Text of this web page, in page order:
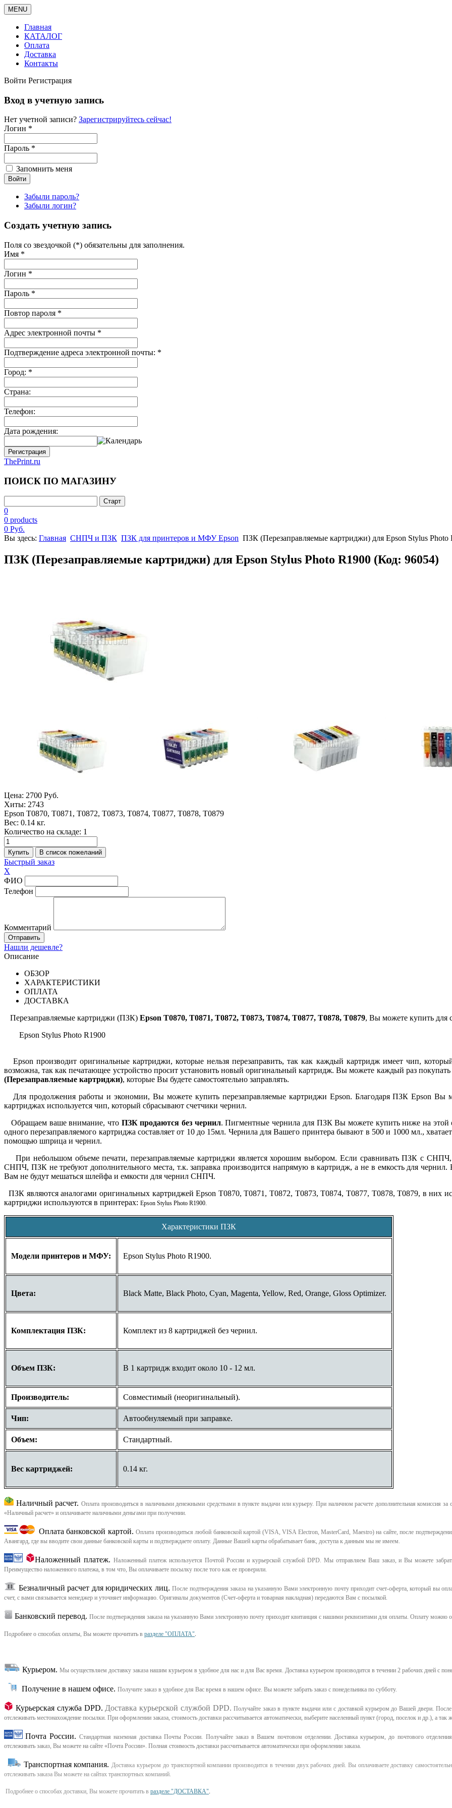
MENU
Главная
КАТАЛОГ
Оплата
Доставка
Контакты
Войти Регистрация
Вход в учетную запись
Нет учетной записи? Зарегистрируйтесь сейчас!
Логин *
Пароль *
Запомнить меня
Забыли пароль?
Забыли логин?
Создать учетную запись
Поля со звездочкой (*) обязательны для заполнения.
Имя *
Логин *
Пароль *
Повтор пароля *
Адрес электронной почты *
Подтверждение адреса электронной почты: *
Город: *
Страна:
Телефон:
Дата рождения:
Регистрация
ThePrint.ru
ПОИСК ПО МАГАЗИНУ
0
0 products
0 Руб.
Вы здесь: Главная СНПЧ и ПЗК ПЗК для принтеров и МФУ Epson ПЗК (Перезаправляемые картриджи) для Epson Stylus Photo
ПЗК (Перезаправляемые картриджи) для Epson Stylus Photo R1900 (Код: 96054)
Цена: 2700 Руб.
Хиты: 2743
Epson T0870, T0871, T0872, T0873, T0874, T0877, T0878, T0879
Вес: 0.14 кг.
Количество на складе: 1
Быстрый заказ
X
ФИО
Телефон
Комментарий
Нашли дешевле?
Описание
ОБЗОР
ХАРАКТЕРИСТИКИ
ОПЛАТА
ДОСТАВКА
Перезаправляемые картриджи (ПЗК) Epson T0870, T0871, T0872, T0873, T0874, T0877, T0878, T0879, Вы можете купить для
Epson Stylus Photo R1900
Epson производит оригинальные картриджи, которые нельзя перезаправить, так как каждый картридж имеет чип,
возможна, так как печатающее устройство просит установить новый оригинальный картридж. Вы можете каждый раз
(Перезаправляемые картриджи), которые Вы будете самостоятельно заправлять.
Для продолжения работы и экономии, Вы можете купить перезаправляемые картриджи Epson. Благодаря ПЗК Epson Вы
картриджах используется чип, который сбрасывают счетчики чернил.
Обращаем ваше внимание, что ПЗК продаются без чернил. Пигментные чернила для ПЗК Вы можете купить ниже на этой
одного перезаправляемого картриджа составляет от 10 до 15мл. Чернила для Вашего принтера бывают в 500 и 1000 мл.,
помощью шприца и чернил.
При небольшом объеме печати, перезаправляемые картриджи является хорошим выбором. Если сравнивать ПЗК с
СНПЧ, ПЗК не требуют дополнительного места, т.к. заправка производится напрямую в картридж, а не в емкость для
Вам не будут мешаться шлейфа и емкости для чернил СНПЧ.
ПЗК являются аналогами оригинальных картриджей Epson T0870, T0871, T0872, T0873, T0874, T0877, T0878, T0879, в них
картриджи используются в принтерах: Epson Stylus Photo R1900.
Характеристики ПЗК
Модели принтеров и МФУ: Epson Stylus Photo R1900.
Цвета: Black Matte, Black Photo, Cyan, Magenta, Yellow, Red, Orange, Gloss Optimizer.
Комплектация ПЗК: Комплект из 8 картриджей без чернил.
Объем ПЗК: В 1 картридж входит около 10 - 12 мл.
Производитель: Совместимый (неоригинальный).
Чип: Автообнуляемый при заправке.
Объем: Стандартный.
Вес картриджей: 0.14 кг.
Наличный расчет. Оплата производиться в наличными денежными средствами в пункте выдачи или курьеру. При наличном расчете дополнительная комиссия
«Наличный расчет» и оплачиваете наличными деньгами при получении.
Оплата банковской картой. Оплата производиться любой банковской картой (VISA, VISA Electron, MasterCard, Maestro) на сайте, после
Авангард, где вы вводите свои данные банковской карты и подтверждаете оплату. Данные Вашей карты обрабатывает банк, доступа к данным мы не имеем.
Наложенный платеж. Наложенный платеж используется Почтой России и курьерской службой DPD. Мы отправляем Ваш заказ, и Вы можете
Преимущество наложенного платежа, в том что, Вы оплачиваете посылку после того как ее проверили.
Безналичный расчет для юридических лиц. После подтверждения заказа на указанную Вами электронную почту приходит счет-оферта, который вы
счет, с вами связывается менеджер и уточняет информацию. Оригиналы документов (Счет-оферта и товарная накладная) передаются Вам с посылкой.
Банковский перевод. После подтверждения заказа на указанную Вами электронную почту приходит квитанция с нашими реквизитами для оплаты. Оплату можно
Подробнее о способах оплаты, Вы можете прочитать в разделе "ОПЛАТА".
Курьером. Мы осуществляем доставку заказа нашим курьером в удобное для нас и для Вас время. Доставка курьером производится в течении 2 рабочих дней с
Получение в нашем офисе. Получите заказ в удобное для Вас время в нашем офисе. Вы можете забрать заказ с понедельника по субботу.
Курьерская служба DPD. Доставка курьерской службой DPD. Получайте заказ в пункте выдачи или с доставкой курьером до Вашей двери.
отслеживать местонахождение посылки. При оформлении заказа, стоимость доставки рассчитывается автоматически, выберите населенный пункт (город, поселок и др.), а так
Почта России. Стандартная наземная доставка Почты России. Получайте заказ в Вашем почтовом отделении. Доставка курьером, до почтового
отслеживать заказ, Вы можете на сайте «Почта России». Полная стоимость доставки рассчитывается автоматически при оформлении заказа.
Транспортная компания. Доставка курьером до транспортной компании производится в течении двух рабочих дней. Вы оплачиваете доставку
отслеживать заказа Вы можете на сайтах транспортных компаний.
Подробнее о способах доставки, Вы можете прочитать в разделе "ДОСТАВКА".